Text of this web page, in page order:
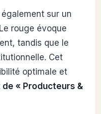
également sur un
rouge évoque
tandis que le
Cet
optimale et
« Producteurs &